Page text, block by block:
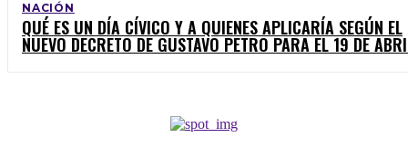
NACIÓN
QUÉ ES UN DÍA CÍVICO Y A QUIENES APLICARÍA SEGÚN EL
NUEVO DECRETO DE GUSTAVO PETRO PARA EL 19 DE